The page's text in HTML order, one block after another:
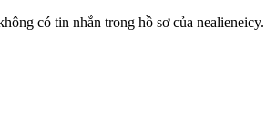
có tin nhắn trong hồ sơ của nealieneicy.